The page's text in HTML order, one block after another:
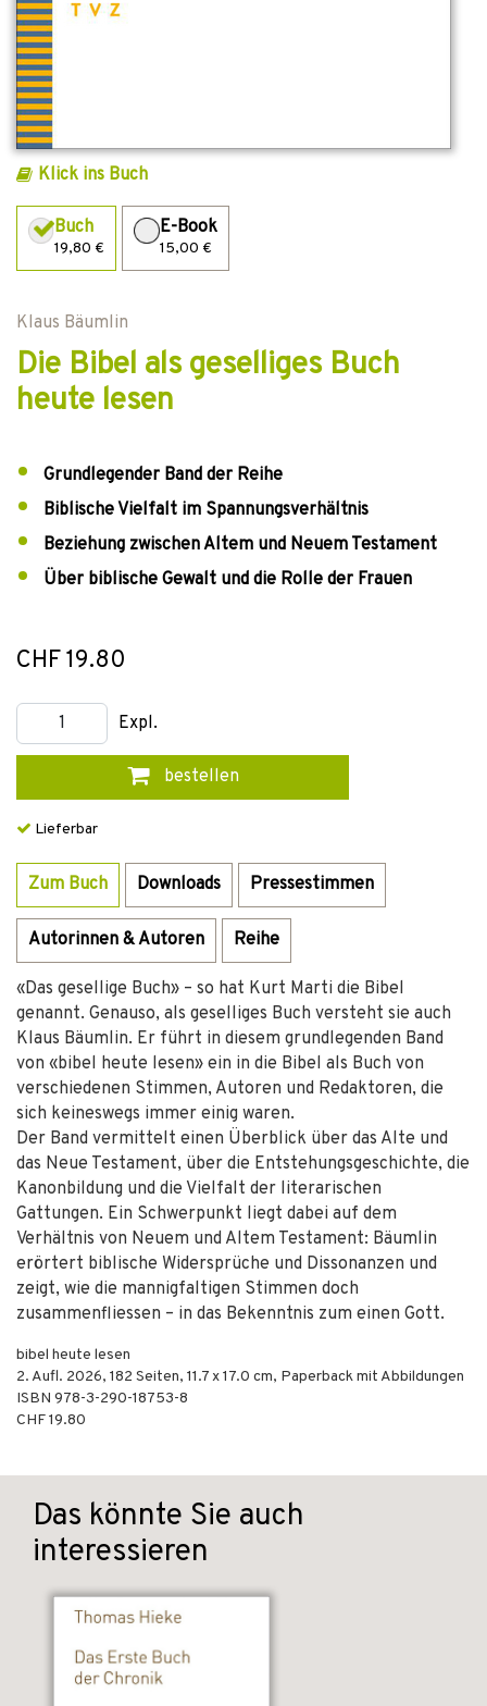
Klick ins Buch
Buch
19,80 €
E-Book
15,00 €
Klaus Bäumlin
Die Bibel als geselliges Buch
heute lesen
Grundlegender Band der Reihe
Biblische Vielfalt im Spannungsverhältnis
Beziehung zwischen Altem und Neuem Testament
Über biblische Gewalt und die Rolle der Frauen
CHF 19.80
Expl.
bestellen
Lieferbar
Zum Buch Downloads Pressestimmen
Autorinnen & Autoren Reihe
«Das gesellige Buch» – so hat Kurt Marti die Bibel
genannt. Genauso, als geselliges Buch versteht sie auch
Klaus Bäumlin. Er führt in diesem grundlegenden Band
von «bibel heute lesen» ein in die Bibel als Buch von
verschiedenen Stimmen, Autoren und Redaktoren, die
sich keineswegs immer einig waren.
Der Band vermittelt einen Überblick über das Alte und
das Neue Testament, über die Entstehungsgeschichte, die
Kanonbildung und die Vielfalt der literarischen
Gattungen. Ein Schwerpunkt liegt dabei auf dem
Verhältnis von Neuem und Altem Testament: Bäumlin
erörtert biblische Widersprüche und Dissonanzen und
zeigt, wie die mannigfaltigen Stimmen doch
zusammenfliessen – in das Bekenntnis zum einen Gott.
bibel heute lesen
2. Aufl. 2026, 182 Seiten, 11.7 x 17.0 cm, Paperback mit Abbildungen
ISBN 978-3-290-18753-8
CHF 19.80
Das könnte Sie auch
interessieren